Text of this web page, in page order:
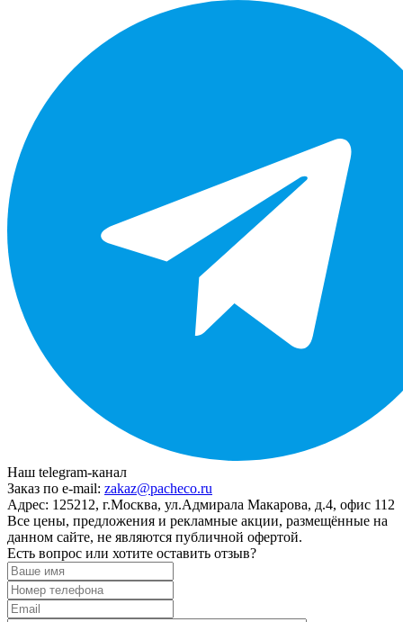
Наш telegram-канал
Заказ по e-mail: zakaz@pacheco.ru
Адрес: 125212, г.Москва, ул.Адмирала Макарова, д.4, офис 112
Все цены, предложения и рекламные акции, размещённые на
данном сайте, не являются публичной офертой.
Есть вопрос или хотите оставить отзыв?